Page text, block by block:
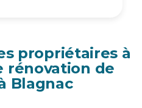
propriétaires à
rénovation de
Blagnac